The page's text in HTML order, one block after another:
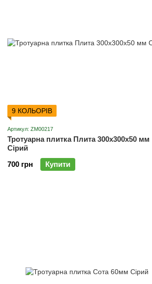
9 КОЛЬОРІВ
Артикул: ZM00217
Тротуарна плитка Плита 300х300х50 мм
Сірий
700 грн
Купити